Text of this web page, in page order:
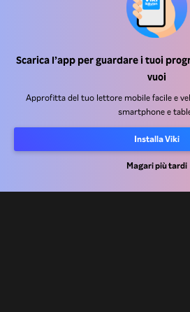
Scarica l’app per guardare i tuoi
vuoi
Approfitta del tuo lettore mobile facile e
smartphone e
Installa Viki
Magari più tardi
Centro assistenza